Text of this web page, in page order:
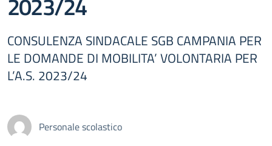
CONSULENZA SINDACALE SGB CAMPANIA PER
LE DOMANDE DI MOBILITA’ VOLONTARIA PER
L’A.S. 2023/24
Personale scolastico